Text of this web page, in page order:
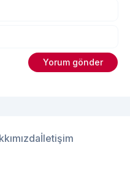
İletişim